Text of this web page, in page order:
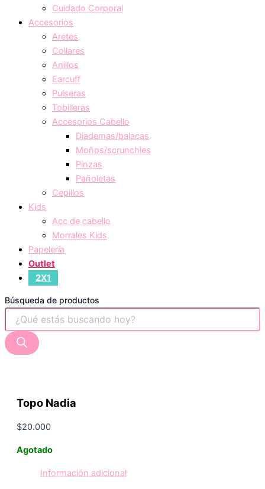
Cuidado Corporal
Accesorios
Aretes
Collares
Anillos
Earcuff
Pulseras
Tobilleras
Accesorios Cabello
Diademas/balacas
Moños/scrunchies
Pinzas
Pañoletas
Cepillos
Kids
Acc de cabello
Morrales Kids
Papelería
Outlet
2X1
Búsqueda de productos
Topo Nadia
$20.000
Agotado
Información adicional